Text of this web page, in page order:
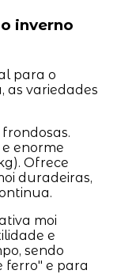
inverno
para o
as variedades
enorme
Ofrece
duradeiras,
moi
e
sendo
ferro" e para